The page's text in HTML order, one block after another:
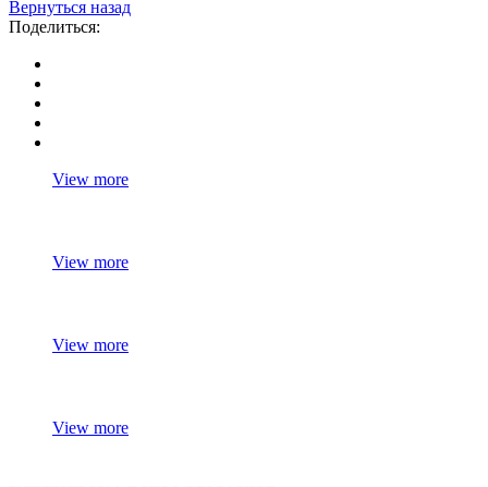
Вернуться назад
Поделиться:
View more
View more
View more
View more